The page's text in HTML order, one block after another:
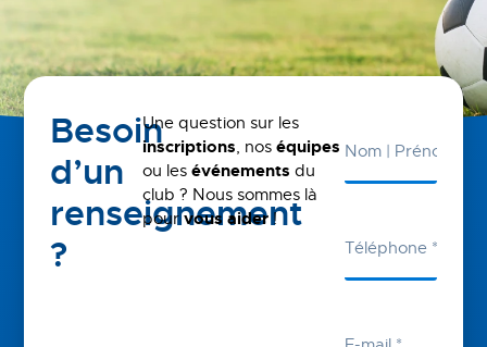
Besoin
d’un
renseignement
?
Une question sur les
inscriptions, nos équipes
ou les événements du
club ? Nous sommes là
pourvous aider!